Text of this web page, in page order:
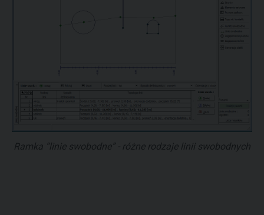
Ramka “linie swobodne” - różne rodzaje linii swobodnych